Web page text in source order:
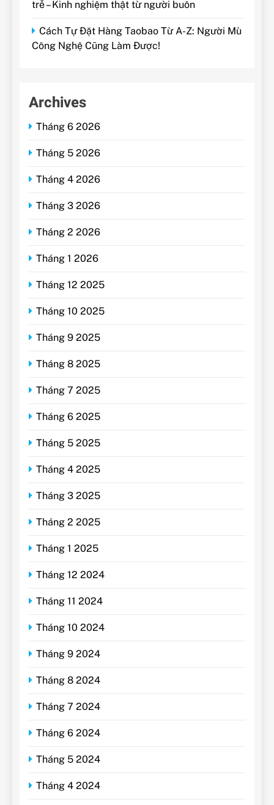
trễ – Kinh nghiệm thật từ người buôn
Cách Tự Đặt Hàng Taobao Từ A-Z: Người Mù
Công Nghệ Cũng Làm Được!
Archives
Tháng 6 2026
Tháng 5 2026
Tháng 4 2026
Tháng 3 2026
Tháng 2 2026
Tháng 1 2026
Tháng 12 2025
Tháng 10 2025
Tháng 9 2025
Tháng 8 2025
Tháng 7 2025
Tháng 6 2025
Tháng 5 2025
Tháng 4 2025
Tháng 3 2025
Tháng 2 2025
Tháng 1 2025
Tháng 12 2024
Tháng 11 2024
Tháng 10 2024
Tháng 9 2024
Tháng 8 2024
Tháng 7 2024
Tháng 6 2024
Tháng 5 2024
Tháng 4 2024